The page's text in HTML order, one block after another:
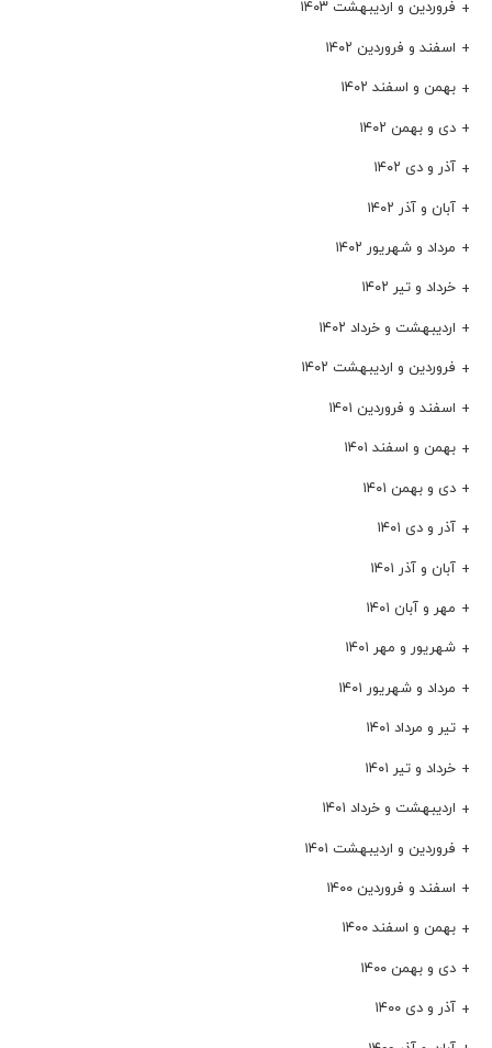
فروردین و اردیبهشت ۱۴۰۳
اسفند و فروردین ۱۴۰۲
بهمن و اسفند ۱۴۰۲
دی و بهمن ۱۴۰۲
آذر و دی ۱۴۰۲
آبان و آذر ۱۴۰۲
مرداد و شهریور ۱۴۰۲
خرداد و تیر ۱۴۰۲
اردیبهشت و خرداد ۱۴۰۲
فروردین و اردیبهشت ۱۴۰۲
اسفند و فروردین ۱۴۰۱
بهمن و اسفند ۱۴۰۱
دی و بهمن ۱۴۰۱
آذر و دی ۱۴۰۱
آبان و آذر ۱۴۰۱
مهر و آبان ۱۴۰۱
شهریور و مهر ۱۴۰۱
مرداد و شهریور ۱۴۰۱
تیر و مرداد ۱۴۰۱
خرداد و تیر ۱۴۰۱
اردیبهشت و خرداد ۱۴۰۱
فروردین و اردیبهشت ۱۴۰۱
اسفند و فروردین ۱۴۰۰
بهمن و اسفند ۱۴۰۰
دی و بهمن ۱۴۰۰
آذر و دی ۱۴۰۰